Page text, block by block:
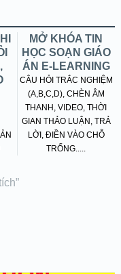
MỞ KHÓA TIN
HỌC SOẠN GIÁO
ÁN E-LEARNING
CÂU HỎI TRẮC NGHIỆM
(A,B,C,D), CHÈN ÂM
THANH, VIDEO, THỜI
GIAN THẢO LUẬN, TRẢ
LỜI, ĐIỀN VÀO CHỖ
TRỐNG.....